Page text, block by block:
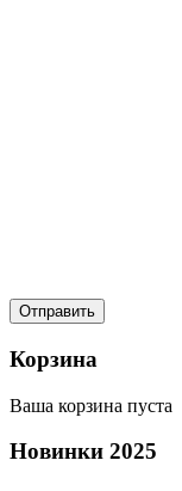
Корзина
Ваша корзина пуста
Новинки 2025